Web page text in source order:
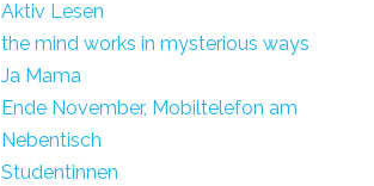
Aktiv Lesen
the mind works in mysterious ways
Ja Mama
Ende November, Mobiltelefon am
Nebentisch
Studentinnen